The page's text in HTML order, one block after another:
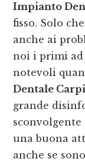
Impianto
fisso. Solo
anche ai
noi i primi ad
notevoli
Dentale
grande
sconvolgente
una buona
anche se